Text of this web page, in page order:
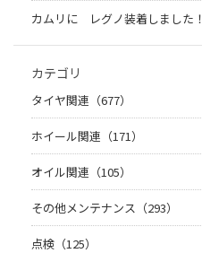
カムリに レグノ装着しました！
カテゴリ
タイヤ関連（677）
ホイール関連（171）
オイル関連（105）
その他メンテナンス（293）
点検（125）